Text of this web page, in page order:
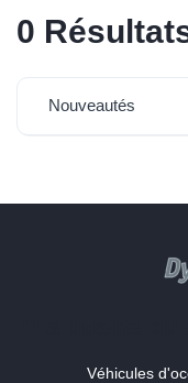
0
Nouveautés
Véhicules